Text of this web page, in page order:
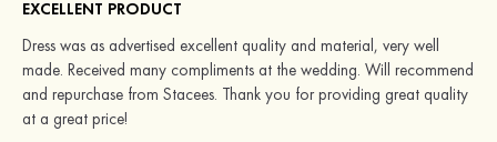
EXCELLENT PRODUCT
Dress was as advertised excellent quality and material, very well
made. Received many compliments at the wedding. Will recommend
and repurchase from Stacees. Thank you for providing great quality
at a great price!